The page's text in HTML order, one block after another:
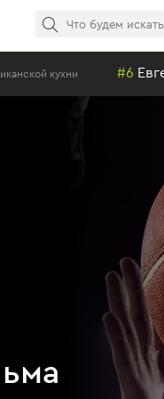
#6 Евгения Крюкова